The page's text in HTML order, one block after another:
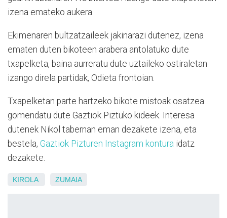
izena emateko aukera.
Ekimenaren bultzatzaileek jakinarazi dutenez, izena
ematen duten bikoteen arabera antolatuko dute
txapelketa, baina aurreratu dute uztaileko ostiraletan
izango direla partidak, Odieta frontoian.
Txapelketan parte hartzeko bikote mistoak osatzea
gomendatu dute Gaztiok Piztuko kideek. Interesa
dutenek Nikol tabernan eman dezakete izena, eta
bestela, Gaztiok Pizturen Instagram kontura idatz
dezakete.
KIROLA ZUMAIA